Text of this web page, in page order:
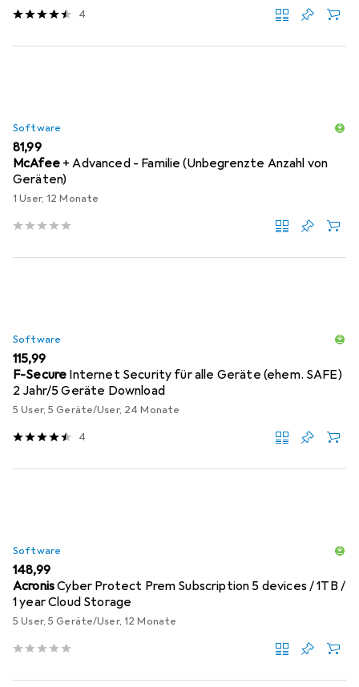
4
Software
EUR
81,99
McAfee + Advanced - Familie (Unbegrenzte Anzahl von
Geräten)
1 User, 12 Monate
Software
EUR
115,99
F-Secure Internet Security für alle Geräte (ehem. SAFE)
2 Jahr/5 Geräte Download
5 User, 5 Geräte/User, 24 Monate
4
Software
EUR
148,99
AcronisCyber Protect Prem Subscription 5 devices / 1TB /
1 year Cloud Storage
5 User, 5 Geräte/User, 12 Monate